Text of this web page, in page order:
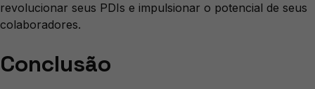
revolucionar seus PDIs e impulsionar o potencial de seus
colaboradores.
Conclusão